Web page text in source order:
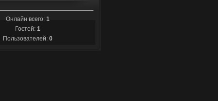
Онлайн всего: 1
Гостей: 1
Пользователей: 0